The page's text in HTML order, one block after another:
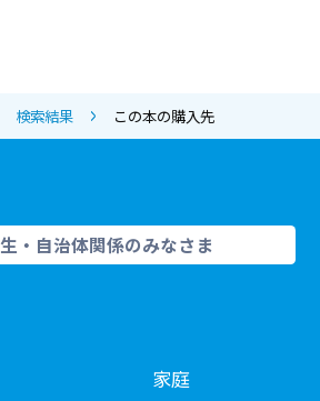
検索結果 この本の購入先
・自治体関係のみなさま
家庭